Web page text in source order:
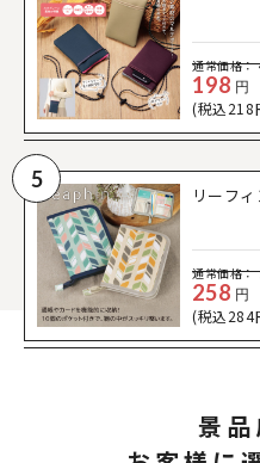
通常価格：
198 円
(税込218
5
リーフ
通常価格：
258 円
(税込284
景